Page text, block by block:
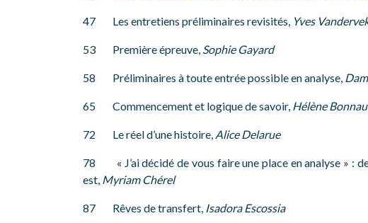
47 Les entretiens préliminaires revisités, Yves
53 Première épreuve, Sophie Gayard
58 Préliminaires à toute entrée possible en analyse,
65 Commencement et logique de savoir, Hélène
72 Le réel d’une histoire, Alice Delarue
78 « J’ai décidé de vous faire une place en analyse » : de
est, Myriam Chérel
87 Rêves de transfert, Isadora Escossia